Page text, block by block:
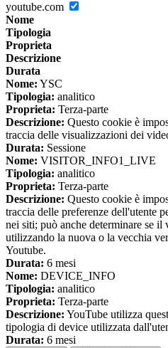
youtube.com
Nome
Tipologia
Proprieta
Descrizione
Durata
Nome: YSC
Tipologia: analitico
Proprieta: Terza-parte
Descrizione: Questo cookie è
traccia delle visualizzazioni dei
Durata: Sessione
Nome: VISITOR_INFO1_LIVE
Tipologia: analitico
Proprieta: Terza-parte
Descrizione: Questo cookie è
traccia delle preferenze dell'utente
nei siti; può anche determinare se il
utilizzando la nuova o la vecchia
Youtube.
Durata: 6 mesi
Nome: DEVICE_INFO
Tipologia: analitico
Proprieta: Terza-parte
Descrizione: YouTube utilizza
tipologia di device utilizzata
Durata: 6 mesi